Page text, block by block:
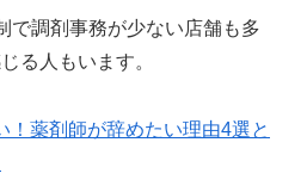
で調剤事務が少ない店舗も多
る人もいます。
！薬剤師が辞めたい理由4選と